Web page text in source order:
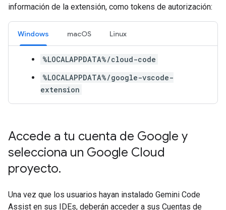
información de la extensión, como tokens de autorización:
Windows macOS Linux
%LOCALAPPDATA%/cloud-code
%LOCALAPPDATA%/google-vscode-
extension
Accede a tu cuenta de Google y
selecciona un Google Cloud
proyecto.
Una vez que los usuarios hayan instalado Gemini Code
Assist en sus IDEs, deberán acceder a sus Cuentas de